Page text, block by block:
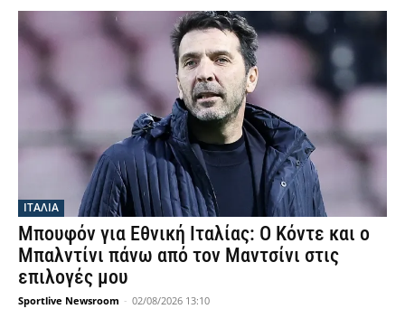
ΙΤΑΛΙΑ
Μπουφόν για Εθνική Ιταλίας: Ο Κόντε και ο
Μπαλντίνι πάνω από τον Μαντσίνι στις
επιλογές μου
Sportlive Newsroom - 02/08/2026 13:10